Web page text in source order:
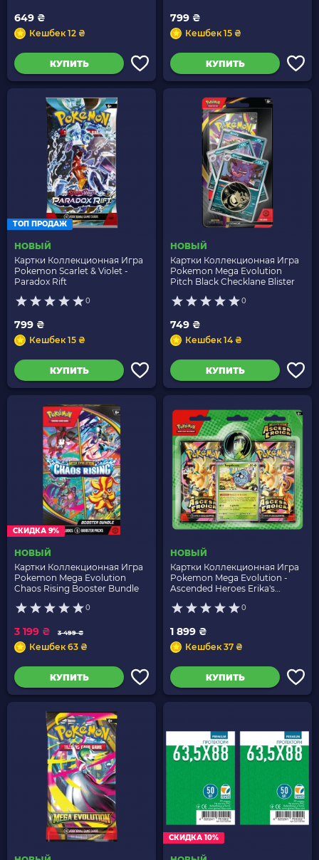
649 ₴
Кешбек 12 ₴
КУПИТЬ
799 ₴
Кешбек 15 ₴
КУПИТЬ
ТОП ПРОДАЖ
НОВЫЙ
Картки Коллекционная Игра
Pokemon Scarlet & Violet -
Paradox Rift
0
799 ₴
Кешбек 15 ₴
КУПИТЬ
НОВЫЙ
Картки Коллекционная Игра
Pokemon Mega Evolution
Pitch Black Checklane Blister
0
749 ₴
Кешбек 14 ₴
КУПИТЬ
СКИДКА 9%
НОВЫЙ
Картки Коллекционная Игра
Pokemon Mega Evolution
Chaos Rising Booster Bundle
0
3 499 ₴
3 199 ₴
Кешбек 63 ₴
КУПИТЬ
НОВЫЙ
Картки Коллекционная Игра
Pokemon Mega Evolution -
Ascended Heroes Erika's
0
1 899 ₴
Кешбек 37 ₴
КУПИТЬ
СКИДКА 10%